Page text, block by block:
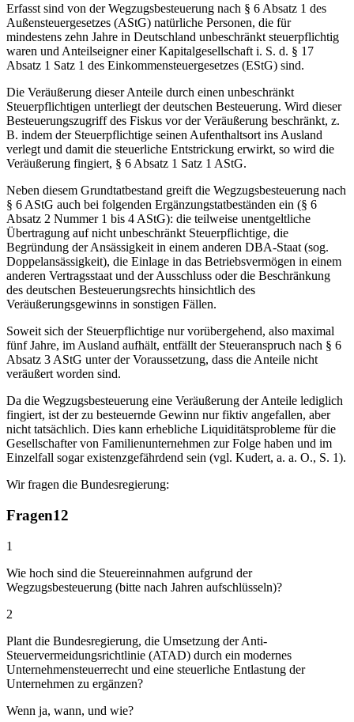
Erfasst sind von der Wegzugsbesteuerung nach § 6 Absatz 1 des
Außensteuergesetzes (AStG) natürliche Personen, die für
mindestens zehn Jahre in Deutschland unbeschränkt steuerpflichtig
waren und Anteilseigner einer Kapitalgesellschaft i. S. d. § 17
Absatz 1 Satz 1 des Einkommensteuergesetzes (EStG) sind.
Die Veräußerung dieser Anteile durch einen unbeschränkt
Steuerpflichtigen unterliegt der deutschen Besteuerung. Wird dieser
Besteuerungszugriff des Fiskus vor der Veräußerung beschränkt, z.
B. indem der Steuerpflichtige seinen Aufenthaltsort ins Ausland
verlegt und damit die steuerliche Entstrickung erwirkt, so wird die
Veräußerung fingiert, § 6 Absatz 1 Satz 1 AStG.
Neben diesem Grundtatbestand greift die Wegzugsbesteuerung nach
§ 6 AStG auch bei folgenden Ergänzungstatbeständen ein (§ 6
Absatz 2 Nummer 1 bis 4 AStG): die teilweise unentgeltliche
Übertragung auf nicht unbeschränkt Steuerpflichtige, die
Begründung der Ansässigkeit in einem anderen DBA-Staat (sog.
Doppelansässigkeit), die Einlage in das Betriebsvermögen in einem
anderen Vertragsstaat und der Ausschluss oder die Beschränkung
des deutschen Besteuerungsrechts hinsichtlich des
Veräußerungsgewinns in sonstigen Fällen.
Soweit sich der Steuerpflichtige nur vorübergehend, also maximal
fünf Jahre, im Ausland aufhält, entfällt der Steueranspruch nach § 6
Absatz 3 AStG unter der Voraussetzung, dass die Anteile nicht
veräußert worden sind.
Da die Wegzugsbesteuerung eine Veräußerung der Anteile lediglich
fingiert, ist der zu besteuernde Gewinn nur fiktiv angefallen, aber
nicht tatsächlich. Dies kann erhebliche Liquiditätsprobleme für die
Gesellschafter von Familienunternehmen zur Folge haben und im
Einzelfall sogar existenzgefährdend sein (vgl. Kudert, a. a. O., S. 1).
Wir fragen die Bundesregierung:
Fragen12
1
Wie hoch sind die Steuereinnahmen aufgrund der
Wegzugsbesteuerung (bitte nach Jahren aufschlüsseln)?
2
Plant die Bundesregierung, die Umsetzung der Anti-
Steuervermeidungsrichtlinie (ATAD) durch ein modernes
Unternehmensteuerrecht und eine steuerliche Entlastung der
Unternehmen zu ergänzen?
Wenn ja, wann, und wie?